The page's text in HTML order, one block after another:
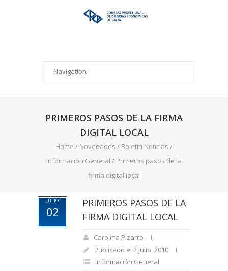
PRIMEROS PASOS DE LA FIRMA
DIGITAL LOCAL
Home / Novedades / Boletin Noticias /
Información General / Primeros pasos de la
firma digital local
JULIO
02
PRIMEROS PASOS DE LA
FIRMA DIGITAL LOCAL
Carolina Pizarro
Publicado el 2 julio, 2010
Información General